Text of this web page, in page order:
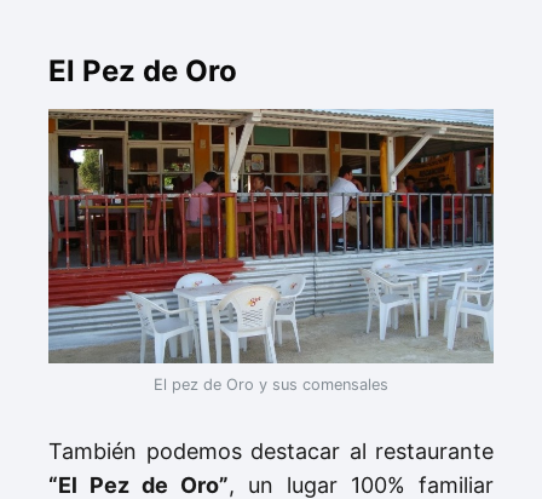
El Pez de Oro
El pez de Oro y sus comensales
También podemos destacar al restaurante
“El Pez de Oro”, un lugar 100% familiar